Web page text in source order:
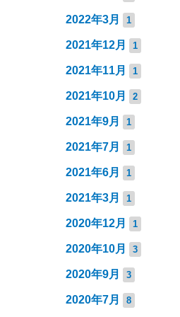
2022年3月 1
2021年12月 1
2021年11月 1
2021年10月 2
2021年9月 1
2021年7月 1
2021年6月 1
2021年3月 1
2020年12月 1
2020年10月 3
2020年9月 3
2020年7月 8